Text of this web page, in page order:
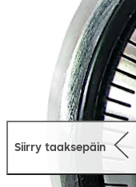
Siirry taaksepäin